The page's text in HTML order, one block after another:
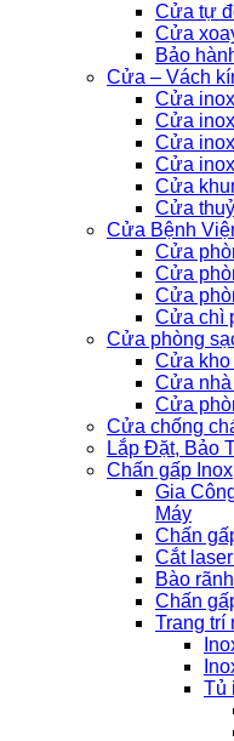
Cửa tự
Cửa
Bảo
Cửa – Vách
Cửa
Cửa
Cửa
Cửa
Cửa
Cửa
Cửa Bệnh
Cửa
Cửa
Cửa
Cửa chì
Cửa phòng
Cửa kho
Cửa
Cửa
Cửa chống
Lắp Đặt, Bảo
Chấn gấp
Gia
Máy
Chấn
Cắt
Bào
Chấn
Trang trí
Tủ